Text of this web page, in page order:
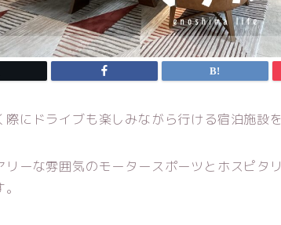
際にドライブも楽しみながら行ける宿泊施設
リーな雰囲気のモータースポーツとホスピタ